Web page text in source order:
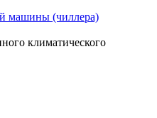
климатического